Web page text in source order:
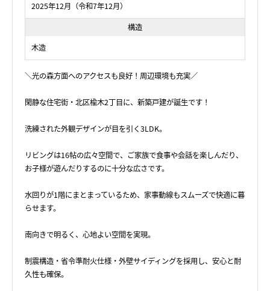
2025年12月（令和7年12月）
構造
木造
＼光の森方面へのアクセスも良好！周辺環境も充実／
閑静な住宅街・北区楡木2丁目に、新築戸建が誕生です！
洗練された外観デザインが目を引く3LDK。
リビングは16帖の広々空間で、ご家族で食事や会話を楽しんだり、
お子様が遊んだりするのに十分な広さです。
水回りが1階にまとまっているため、家事動線もスムーズで快適に暮
らせます。
南向きで明るく、心地よい空間を実現。
制震構造・省令準耐火仕様・外壁サイディングを採用し、安心と耐
久性も確保。